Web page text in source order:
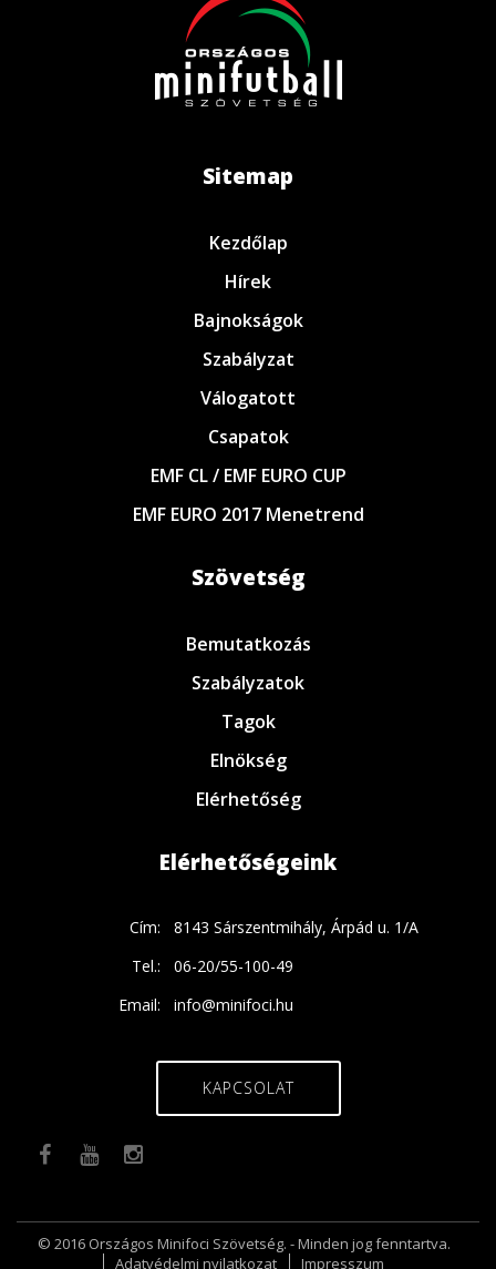
Sitemap
Kezdőlap
Hírek
Bajnokságok
Szabályzat
Válogatott
Csapatok
EMF CL / EMF EURO CUP
EMF EURO 2017 Menetrend
Szövetség
Bemutatkozás
Szabályzatok
Tagok
Elnökség
Elérhetőség
Elérhetőségeink
Cím:
8143 Sárszentmihály, Árpád u. 1/A
Tel.:
06-20/55-100-49
Email:
info@minifoci.hu
KAPCSOLAT
© 2016 Országos Minifoci Szövetség. - Minden jog fenntartva.
Adatvédelmi nyilatkozat
Impresszum